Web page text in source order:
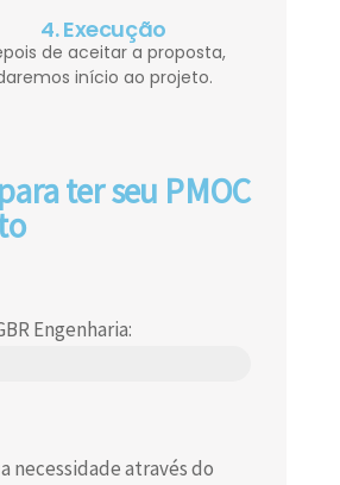
4. Execução
de aceitar a proposta,
início ao projeto.
ter seu PMOC
Engenharia:
necessidade através do